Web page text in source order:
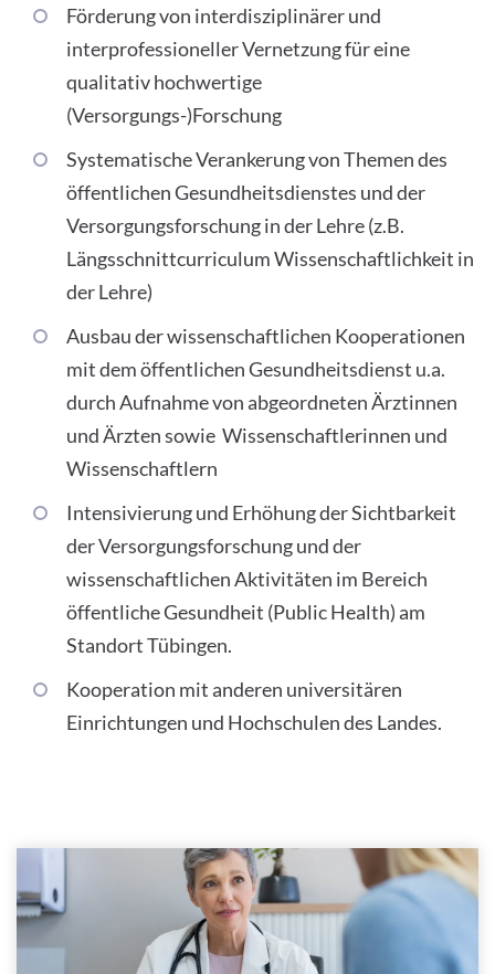
Förderung von interdisziplinärer und
interprofessioneller Vernetzung für eine
qualitativ hochwertige
(Versorgungs-)Forschung
Systematische Verankerung von Themen des
öffentlichen Gesundheitsdienstes und der
Versorgungsforschung in der Lehre (z.B.
Längsschnittcurriculum Wissenschaftlichkeit in
der Lehre)
Ausbau der wissenschaftlichen Kooperationen
mit dem öffentlichen Gesundheitsdienst u.a.
durch Aufnahme von abgeordneten Ärztinnen
und Ärzten sowie Wissenschaftlerinnen und
Wissenschaftlern
Intensivierung und Erhöhung der Sichtbarkeit
der Versorgungsforschung und der
wissenschaftlichen Aktivitäten im Bereich
öffentliche Gesundheit (Public Health) am
Standort Tübingen.
Kooperation mit anderen universitären
Einrichtungen und Hochschulen des Landes.